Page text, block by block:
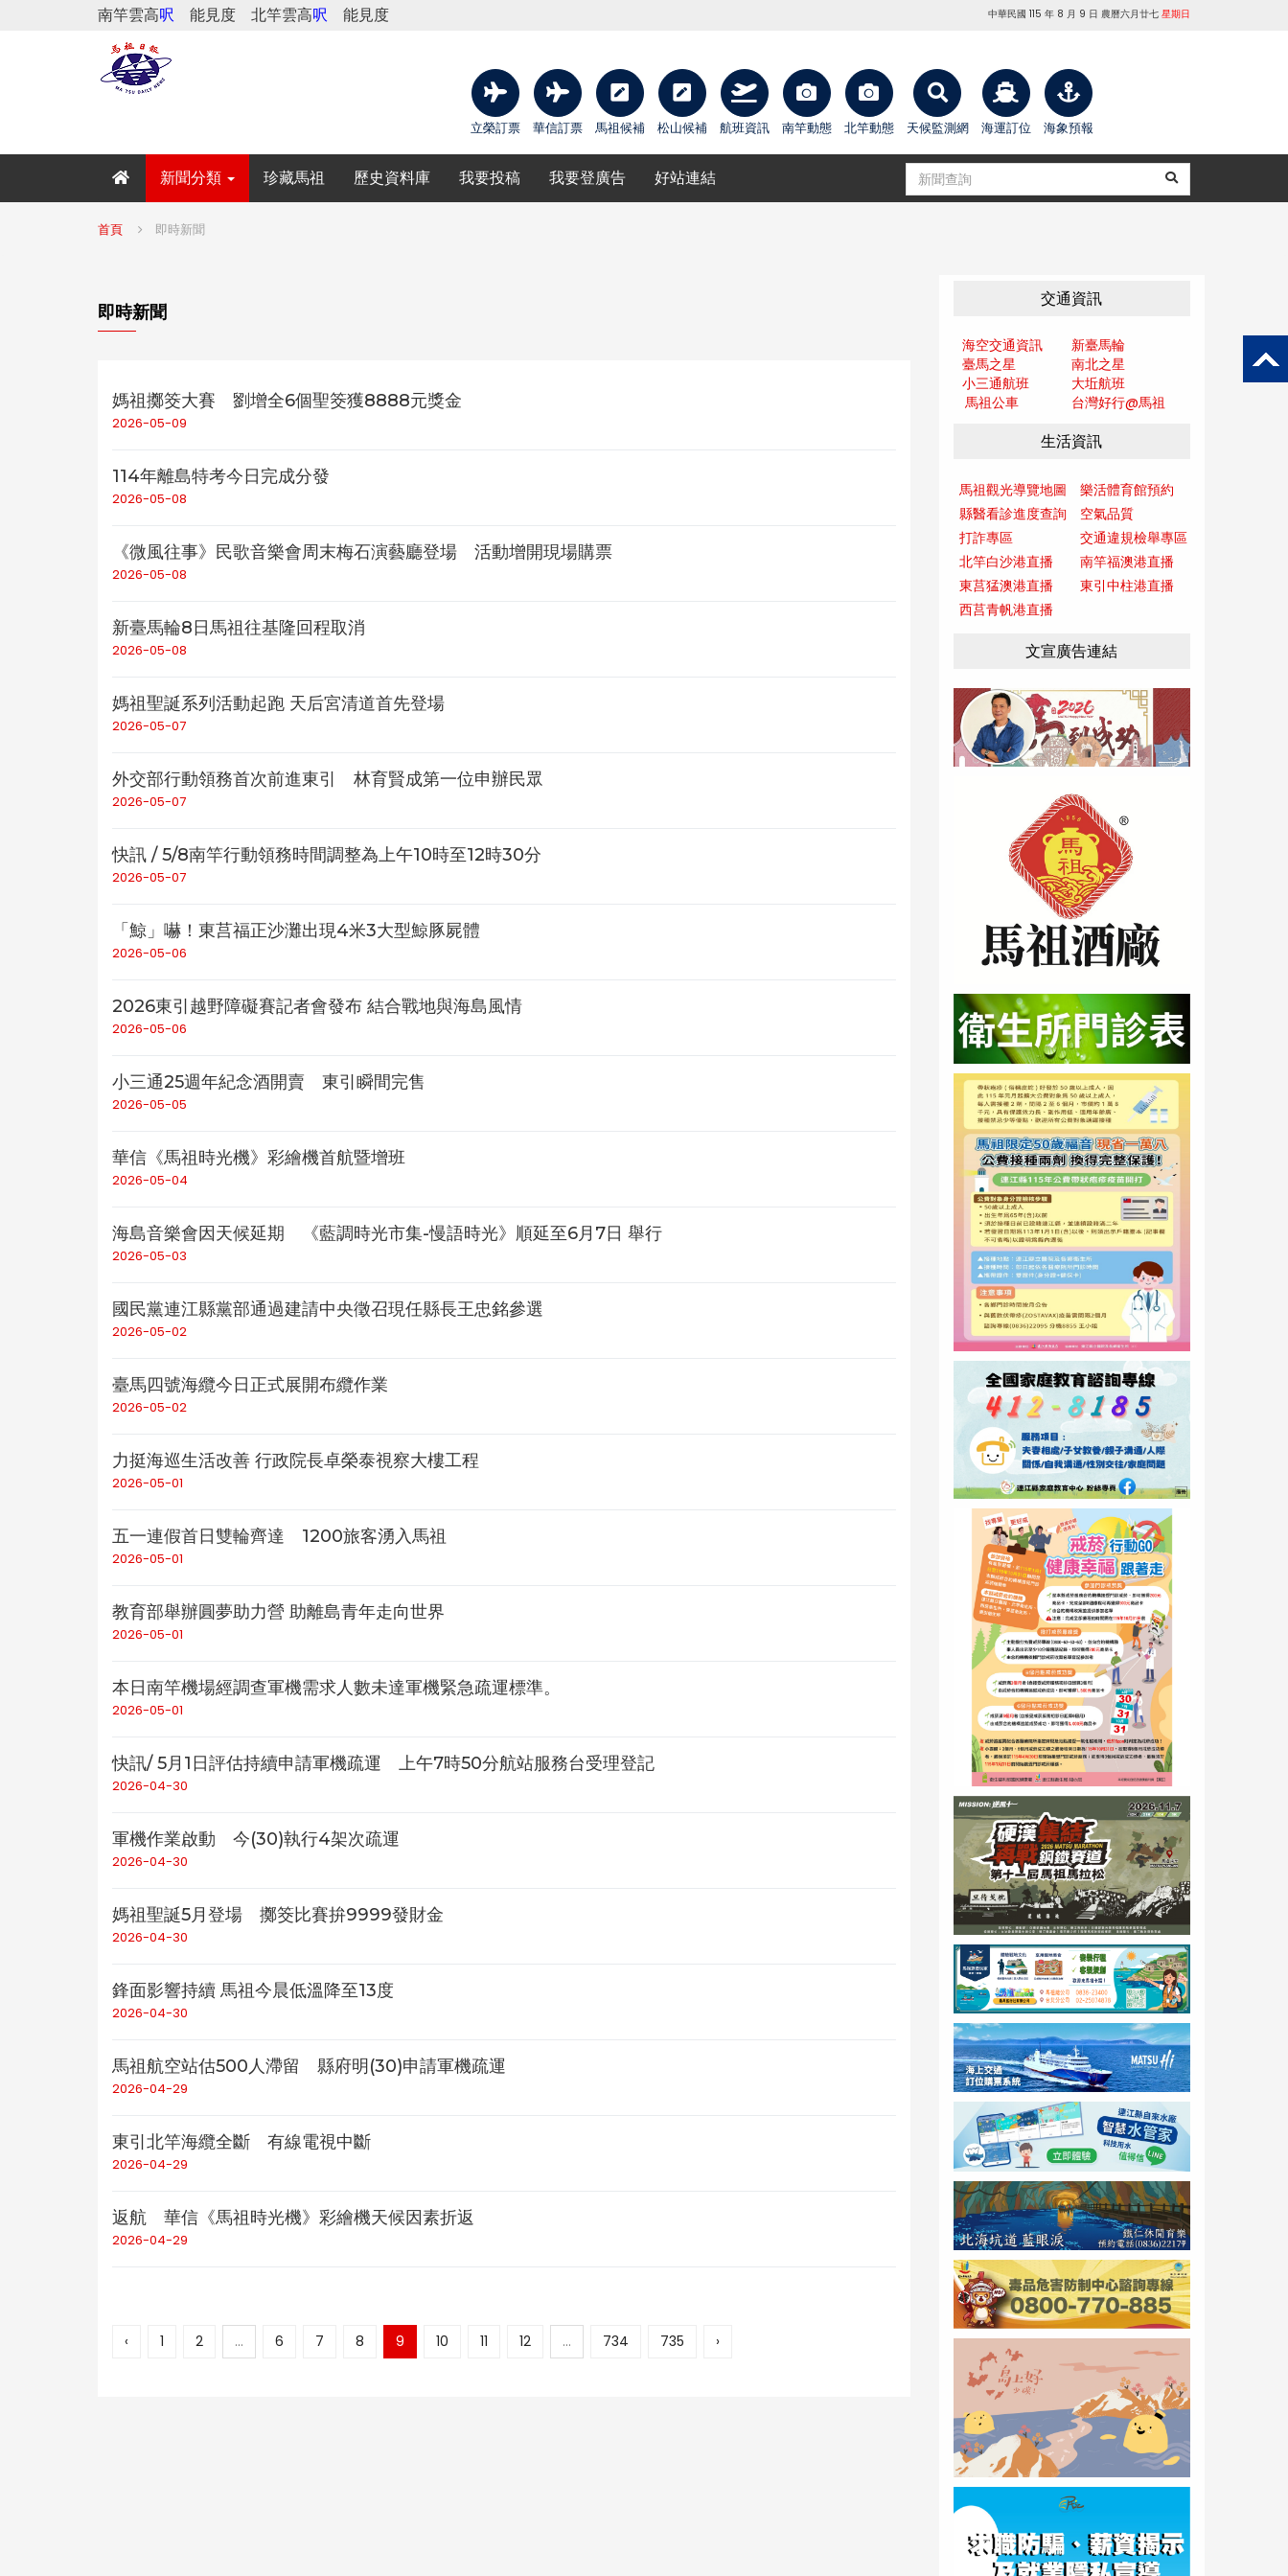
南竿雲高呎 能見度 北竿雲高呎 能見度 中華民國 115 年 8 月 9 日 農曆六月廿七 星期日
立榮訂票 華信訂票 馬祖候補 松山候補 航班資訊 南竿動態 北竿動態 天候監測網 海運訂位 海象預報
新聞分類 珍藏馬祖 歷史資料庫 我要投稿 我要登廣告 好站連結
首頁 即時新聞
即時新聞
媽祖擲筊大賽 劉增全6個聖筊獲8888元獎金
2026-05-09
114年離島特考今日完成分發
2026-05-08
《微風往事》民歌音樂會周末梅石演藝廳登場 活動增開現場購票
2026-05-08
新臺馬輪8日馬祖往基隆回程取消
2026-05-08
媽祖聖誕系列活動起跑 天后宮清道首先登場
2026-05-07
外交部行動領務首次前進東引 林育賢成第一位申辦民眾
2026-05-07
快訊 / 5/8南竿行動領務時間調整為上午10時至12時30分
2026-05-07
「鯨」嚇！東莒福正沙灘出現4米3大型鯨豚屍體
2026-05-06
2026東引越野障礙賽記者會發布 結合戰地與海島風情
2026-05-06
小三通25週年紀念酒開賣 東引瞬間完售
2026-05-05
華信《馬祖時光機》彩繪機首航暨增班
2026-05-04
海島音樂會因天候延期 《藍調時光市集-慢語時光》順延至6月7日 舉行
2026-05-03
國民黨連江縣黨部通過建請中央徵召現任縣長王忠銘參選
2026-05-02
臺馬四號海纜今日正式展開布纜作業
2026-05-02
力挺海巡生活改善 行政院長卓榮泰視察大樓工程
2026-05-01
五一連假首日雙輪齊達 1200旅客湧入馬祖
2026-05-01
教育部舉辦圓夢助力營 助離島青年走向世界
2026-05-01
本日南竿機場經調查軍機需求人數未達軍機緊急疏運標準。
2026-05-01
快訊/ 5月1日評估持續申請軍機疏運 上午7時50分航站服務台受理登記
2026-04-30
軍機作業啟動 今(30)執行4架次疏運
2026-04-30
媽祖聖誕5月登場 擲筊比賽拚9999發財金
2026-04-30
鋒面影響持續 馬祖今晨低溫降至13度
2026-04-30
馬祖航空站估500人滯留 縣府明(30)申請軍機疏運
2026-04-29
東引北竿海纜全斷 有線電視中斷
2026-04-29
返航 華信《馬祖時光機》彩繪機天候因素折返
2026-04-29
‹ 1 2 ... 6 7 8 9 10 11 12 ... 734 735 ›
交通資訊
海空交通資訊
新臺馬輪
臺馬之星
南北之星
小三通航班
大坵航班
馬祖公車
台灣好行@馬祖
生活資訊
馬祖觀光導覽地圖
樂活體育館預約
縣醫看診進度查詢
空氣品質
打詐專區
交通違規檢舉專區
北竿白沙港直播
南竿福澳港直播
東莒猛澳港直播
東引中柱港直播
西莒青帆港直播
文宣廣告連結